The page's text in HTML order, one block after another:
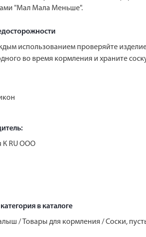
"Мал Мала Меньше".
использованием проверяйте
во время кормления и храните
К RU ООО
в каталоге
/ Товары для кормления / Cоски,